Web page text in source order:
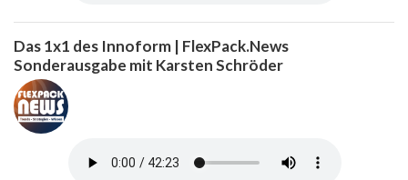
Das 1x1 des Innoform | FlexPack.News
Sonderausgabe mit Karsten Schröder